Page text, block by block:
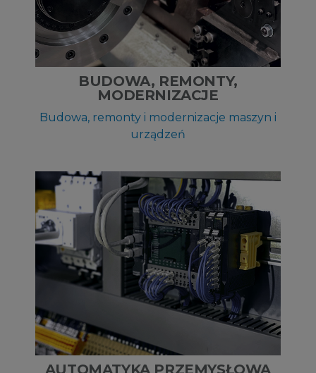
BUDOWA, REMONTY,
MODERNIZACJE
Budowa, remonty i modernizacje maszyn i
urządzeń
AUTOMATYKA PRZEMYSŁOWA